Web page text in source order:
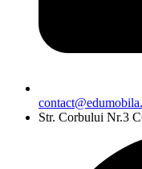
Str. Corbului Nr.3